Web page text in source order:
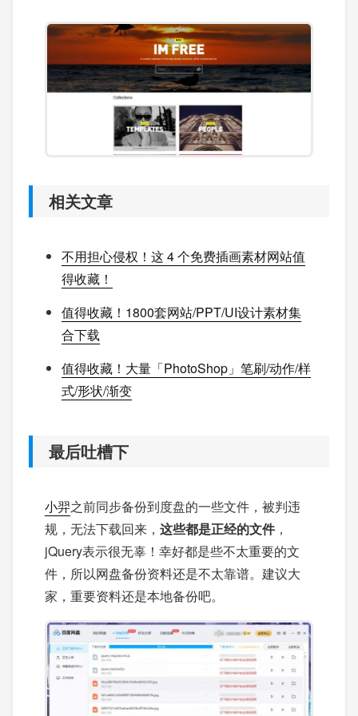
相关文章
不用担心侵权！这 4 个免费插画素材网站值
得收藏！
值得收藏！1800套网站/PPT/UI设计素材集
合下载
值得收藏！大量「PhotoShop」笔刷/动作/样
式/形状/渐变
最后吐槽下
小羿之前同步备份到度盘的一些文件，被判违
规，无法下载回来， 这些都是正经的文件，
jQuery表示很无辜！幸好都是些不太重要的文
件，所以网盘备份资料还是不太靠谱。建议大
家，重要资料还是本地备份吧。